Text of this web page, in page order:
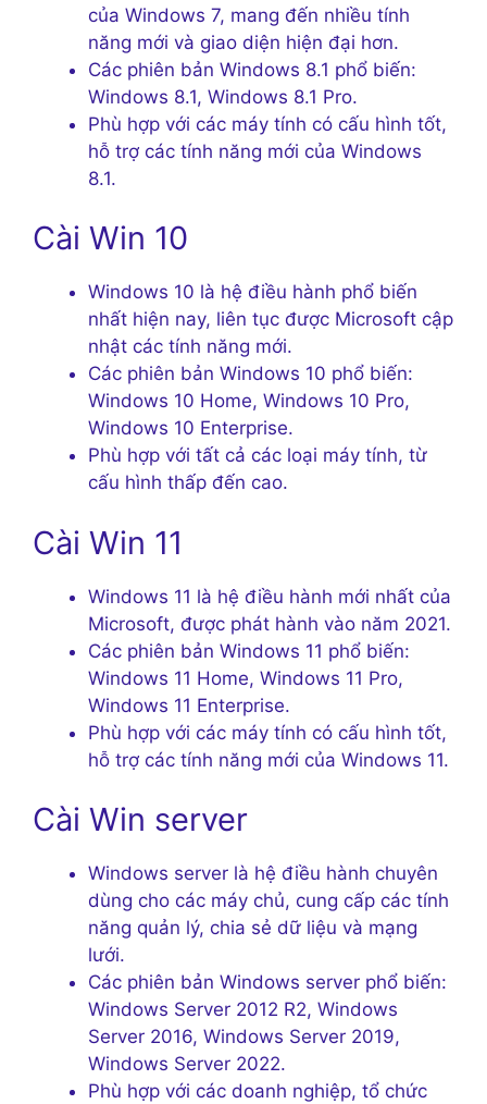
của Windows 7, mang đến nhiều tính
năng mới và giao diện hiện đại hơn.
Các phiên bản Windows 8.1 phổ biến:
Windows 8.1, Windows 8.1 Pro.
Phù hợp với các máy tính có cấu hình tốt,
hỗ trợ các tính năng mới của Windows
8.1.
Cài Win 10
Windows 10 là hệ điều hành phổ biến
nhất hiện nay, liên tục được Microsoft cập
nhật các tính năng mới.
Các phiên bản Windows 10 phổ biến:
Windows 10 Home, Windows 10 Pro,
Windows 10 Enterprise.
Phù hợp với tất cả các loại máy tính, từ
cấu hình thấp đến cao.
Cài Win 11
Windows 11 là hệ điều hành mới nhất của
Microsoft, được phát hành vào năm 2021.
Các phiên bản Windows 11 phổ biến:
Windows 11 Home, Windows 11 Pro,
Windows 11 Enterprise.
Phù hợp với các máy tính có cấu hình tốt,
hỗ trợ các tính năng mới của Windows 11.
Cài Win server
Windows server là hệ điều hành chuyên
dùng cho các máy chủ, cung cấp các tính
năng quản lý, chia sẻ dữ liệu và mạng
lưới.
Các phiên bản Windows server phổ biến:
Windows Server 2012 R2, Windows
Server 2016, Windows Server 2019,
Windows Server 2022.
Phù hợp với các doanh nghiệp, tổ chức